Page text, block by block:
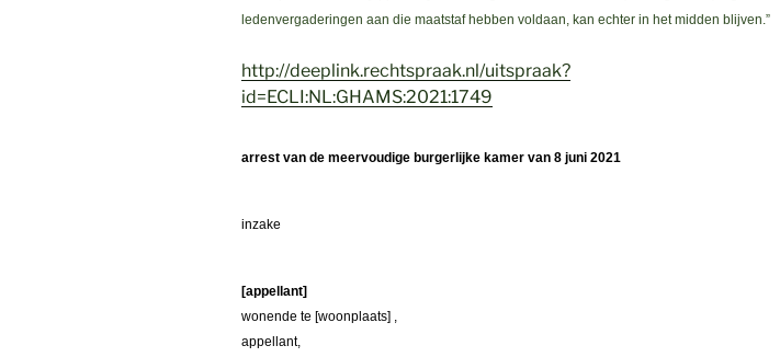
ledenvergaderingen aan die maatstaf hebben voldaan, kan echter in het midden blijven.”
http://deeplink.rechtspraak.nl/uitspraak?
id=ECLI:NL:GHAMS:2021:1749
arrest van de meervoudige burgerlijke kamer van 8 juni 2021
inzake
[appellant]
wonende te [woonplaats] ,
appellant,